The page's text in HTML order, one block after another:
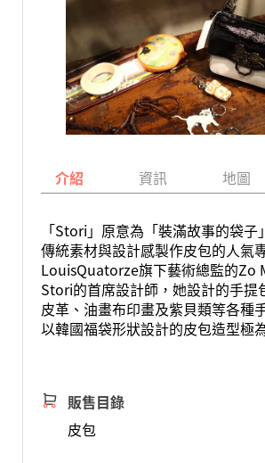
介紹 資訊 地圖
「Stori」原意為「裝滿故事的袋
傳統素材與設計感製作皮包的人氣
LouisQuatorze旗下藝術總監的Zo
Stori的首席設計師，她設計的手提
皮革、油畫布印畫及紫貝類等各種
以韓國福袋形狀設計的皮包造型極
販售目錄
皮包